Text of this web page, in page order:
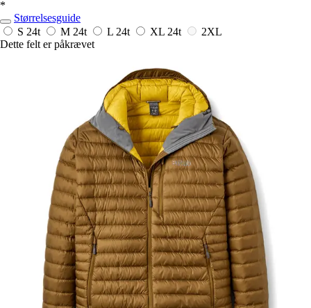
*
Størrelsesguide
S 24t M 24t L 24t XL 24t
2XL
Dette felt er påkrævet